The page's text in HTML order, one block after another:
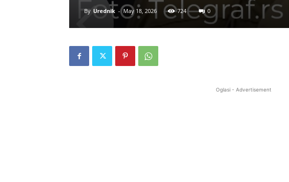
By Urednik - May 18, 2026 724 0
Oglasi - Advertisement